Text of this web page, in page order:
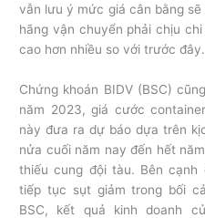
vẫn lưu ý mức giá cân bằng
hãng vận chuyển phải chịu
cao hơn nhiều so với trước đây.
Chứng khoán BIDV (BSC)
năm 2023, giá cước
này đưa ra dự báo dựa trên
nửa cuối năm nay đến hết
thiếu cung đội tàu. Bên cạnh
tiếp tục sụt giảm trong bối
BSC, kết quả kinh doanh